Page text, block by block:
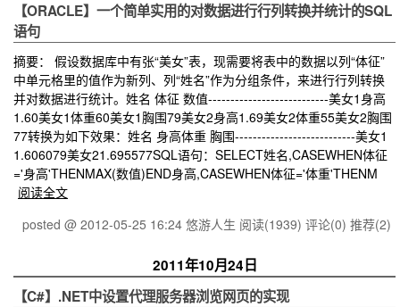
【ORACLE】一个简单实用的对数据进行行列转换并统计的SQL
语句
摘要： 假设数据库中有张“美女”表，现需要将表中的数据以列“体征”
中单元格里的值作为新列、列“姓名”作为分组条件，来进行行列转换
并对数据进行统计。姓名 体征 数值---------------------------美女1身高
1.60美女1体重60美女1胸围79美女2身高1.69美女2体重55美女2胸围
77转换为如下效果：姓名 身高体重 胸围---------------------------美女1
1.606079美女21.695577SQL语句：SELECT姓名,CASEWHEN体征
='身高'THENMAX(数值)END身高,CASEWHEN体征='体重'THENM
阅读全文
posted @ 2012-05-25 16:24 悠游人生 阅读(1939) 评论(0) 推荐(2)
2011年10月24日
【C#】.NET中设置代理服务器浏览网页的实现